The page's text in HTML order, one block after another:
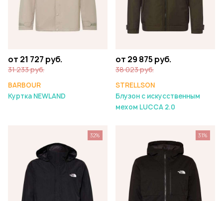
от 21 727 руб.
31 233 руб.
BARBOUR
Куртка NEWLAND
от 29 875 руб.
38 023 руб.
STRELLSON
Блузон с искусственным
мехом LUCCA 2.0
32% 31%